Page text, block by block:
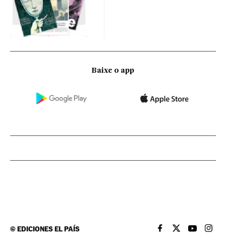
Baixe o app
©EDICIONES EL PAÍS EL PAÍS BRASIL EN
EL PAÍSEL PAÍS
EL